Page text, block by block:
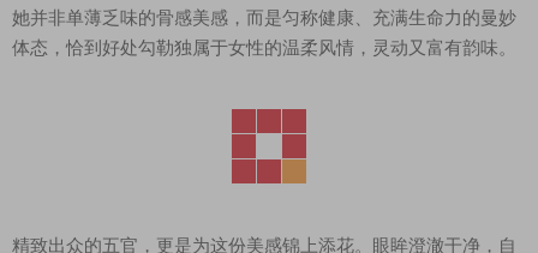
她并非单薄乏味的骨感美感，而是匀称健康、充满生命力的曼妙
体态，恰到好处勾勒独属于女性的温柔风情，灵动又富有韵味。
精致出众的五官，更是为这份美感锦上添花。眼眸澄澈干净，自